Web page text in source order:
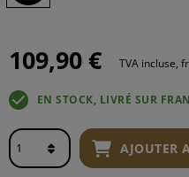
109,90 € TVA incluse,
EN STOCK, LIVRÉ SUR
AJOUTER